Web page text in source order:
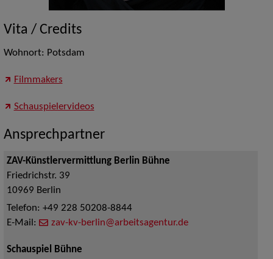
Vita / Credits
Wohnort: Potsdam
Filmmakers
Schauspielervideos
Ansprechpartner
ZAV-Künstlervermittlung Berlin Bühne
Friedrichstr. 39
10969 Berlin
Telefon: +49 228 50208-8844
E-Mail:
zav-kv-berlin@arbeitsagentur.de
Schauspiel Bühne